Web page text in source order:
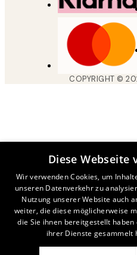
COPYRIGHT ©
Diese Webseite
Wir verwenden Cookies, um
unseren Datenverkehr zu
Nutzung unserer Website auch
weiter, die diese möglicherweise
die Sie ihnen bereitgestellt
ihrer Dienste gesammelt